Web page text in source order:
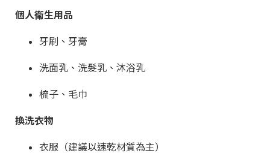
個人衛生用品
牙刷、牙膏
洗面乳、洗髮乳、沐浴乳
梳子、毛巾
換洗衣物
衣服（建議以速乾材質為主）